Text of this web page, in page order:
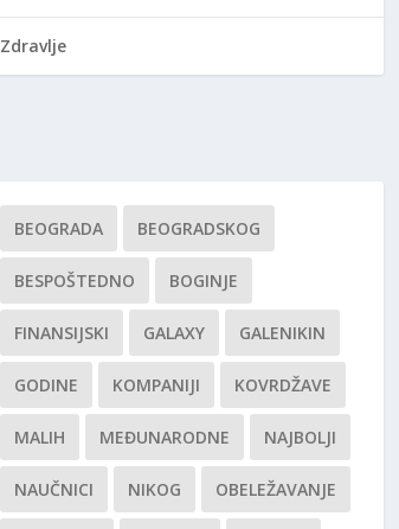
Zdravlje
BEOGRADA BEOGRADSKOG
BESPOŠTEDNO BOGINJE
FINANSIJSKI GALAXY GALENIKIN
GODINE KOMPANIJI KOVRDŽAVE
MALIH MEĐUNARODNE NAJBOLJI
NAUČNICI NIKOG OBELEŽAVANJE